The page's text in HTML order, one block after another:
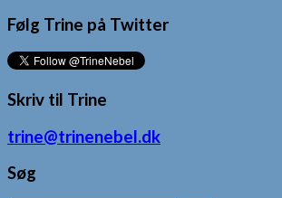
Følg Trine på Twitter
Skriv til Trine
trine@trinenebel.dk
Søg